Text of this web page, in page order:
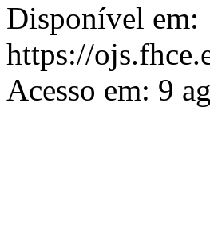
Disponível em:
https://
Acesso em: 9